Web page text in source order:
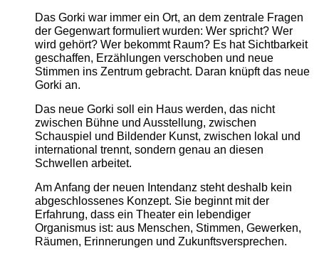
Das Gorki war immer ein Ort, an dem zentrale Fragen
der Gegenwart formuliert wurden: Wer spricht? Wer
wird gehört? Wer bekommt Raum? Es hat Sichtbarkeit
geschaffen, Erzählungen verschoben und neue
Stimmen ins Zentrum gebracht. Daran knüpft das neue
Gorki an.
Das neue Gorki soll ein Haus werden, das nicht
zwischen Bühne und Ausstellung, zwischen
Schauspiel und Bildender Kunst, zwischen lokal und
international trennt, sondern genau an diesen
Schwellen arbeitet.
Am Anfang der neuen Intendanz steht deshalb kein
abgeschlossenes Konzept. Sie beginnt mit der
Erfahrung, dass ein Theater ein lebendiger
Organismus ist: aus Menschen, Stimmen, Gewerken,
Räumen, Erinnerungen und Zukunftsversprechen.